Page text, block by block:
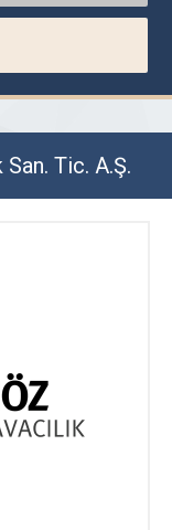
Tic. A.Ş.